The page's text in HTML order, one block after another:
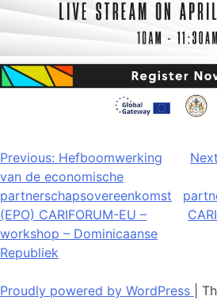
Bericht
navigatie
Previous: Hefboomwerking
van de economische
partnerschapsovereenkomst
(EPO) CARIFORUM-EU –
workshop – Dominicaanse
Republiek
Proudly powered by WordPress